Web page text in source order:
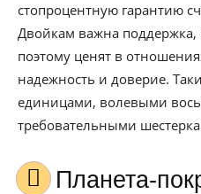
стопроцентную гарантию
Двойкам важна поддержка,
поэтому ценят в
надежность и доверие.
единицами, волевыми
требовательными
Планета-покровитель для